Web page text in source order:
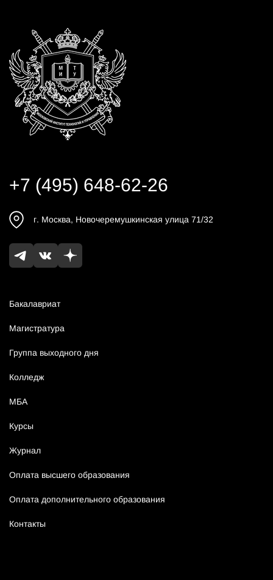
Бакалавриат
Магистратура
Группа выходного дня
Колледж
МБА
Курсы
Журнал
Оплата высшего образования
Оплата дополнительного образования
Контакты
+7 (495) 648-62-26
г. Москва, Новочеремушкинская улица 71/32